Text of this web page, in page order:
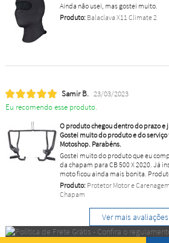
Ainda não usei, mas gostei muito.
Produto:Balaclava X11 Climate 2
Samir B. 23/03/2023
Eu recomendo esse produto.
O produto chegou dentro do prazo e
Gostei muito do produto e do
Motoshop. Parabéns.
Gostei muito do produto que eu
da chapam para CB 500 X 2020. Já
moto ficou ainda mais bonita.
Produto:Protetor Motor e
Chapam
Ver mais avaliações